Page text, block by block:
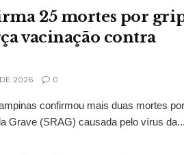
25 mortes por
vacinação contra
2026 0
confirmou mais duas mortes por
Grave (SRAG) causada pelo vírus da...